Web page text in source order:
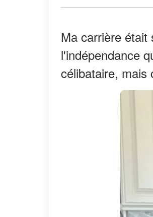
Ma carrière
l'indépendance
célibataire, mais